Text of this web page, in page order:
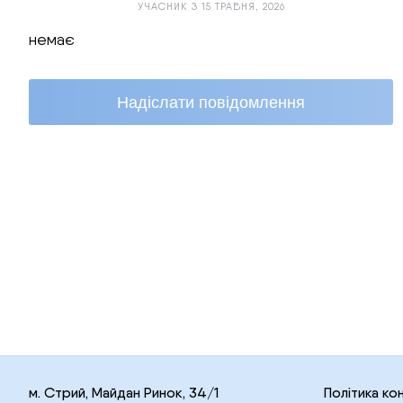
УЧАСНИК З 15 ТРАВНЯ, 2026
немає
Надіслати повідомлення
м. Стрий, Майдан Ринок, 34/1 Політика